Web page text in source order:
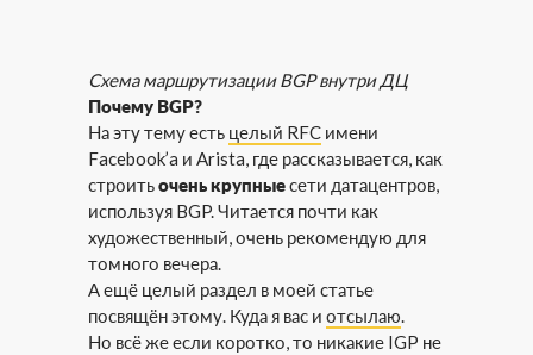
Схема маршрутизации BGP внутри ДЦ
Почему BGP?
На эту тему есть целый RFC имени
Facebook’a и Arista, где рассказывается, как
строитьочень крупныесети датацентров,
используя BGP. Читается почти как
художественный, очень рекомендую для
томного вечера.
А ещё целый раздел в моей статье
посвящён этому. Куда я вас и отсылаю.
Но всё же если коротко, то никакие IGP не